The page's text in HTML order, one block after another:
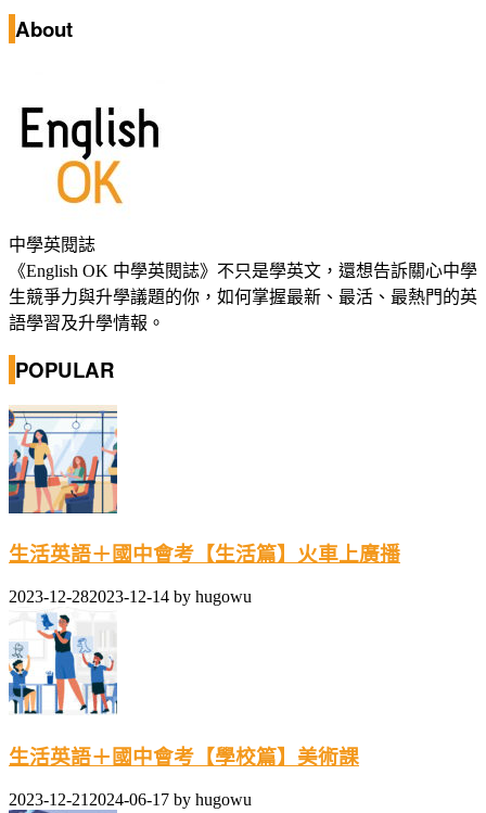
About
中學英閱誌
《English OK 中學英閱誌》不只是學英文，還想告訴關心中學
生競爭力與升學議題的你，如何掌握最新、最活、最熱門的英
語學習及升學情報。
POPULAR
生活英語＋國中會考【生活篇】火車上廣播
2023-12-282023-12-14 by hugowu
生活英語＋國中會考【學校篇】美術課
2023-12-21 2024-06-17 by hugowu